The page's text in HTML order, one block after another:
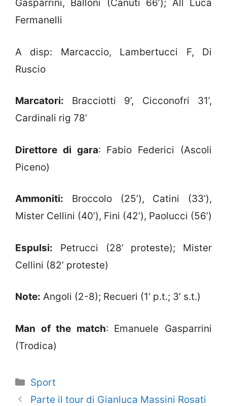
Gasparrini, Balloni (Canuti 66’); All Luca
Fermanelli
A disp: Marcaccio, Lambertucci F, Di
Ruscio
Marcatori: Bracciotti 9’, Cicconofri 31’,
Cardinali rig 78’
Direttore di gara: Fabio Federici (Ascoli
Piceno)
Ammoniti: Broccolo (25’), Catini (33’),
Mister Cellini (40’), Fini (42’), Paolucci (56’)
Espulsi: Petrucci (28’ proteste); Mister
Cellini (82’ proteste)
Note: Angoli (2-8); Recueri (1’ p.t.; 3’ s.t.)
Man of the match: Emanuele Gasparrini
(Trodica)
Categorie
Sport
Parte il tour di Gianluca Massini Rosati